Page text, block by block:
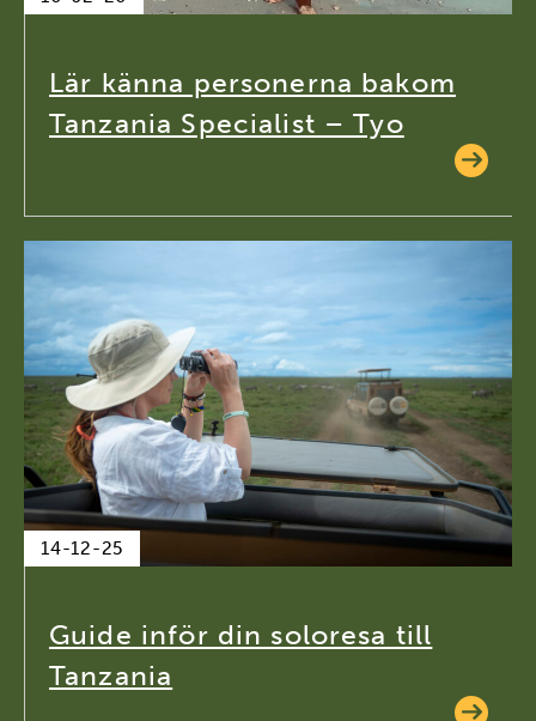
Lär känna personerna bakom
Tanzania Specialist – Tyo
14-12-25
Guide inför din soloresa till
Tanzania